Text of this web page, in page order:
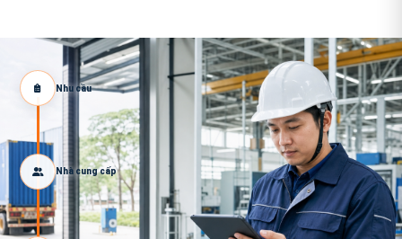
Nhu cầu
Nhà cung cấp